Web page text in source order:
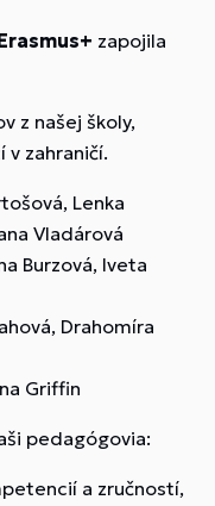
zapojila
z našej školy,
v zahraničí.
Lenka
Vladárová
Burzová, Iveta
Drahomíra
Griffin
pedagógovia:
a zručností,